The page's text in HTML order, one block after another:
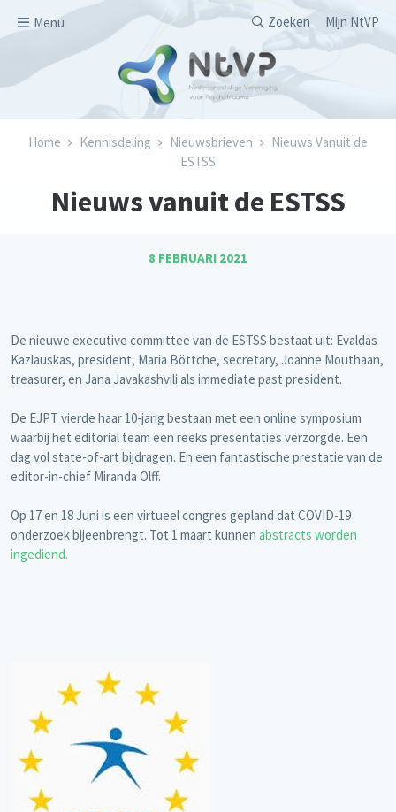
Menu
Secondary
Zoeken Mijn NtVP
Kruimelpad
Home Kennisdeling Nieuwsbrieven
Nieuws Vanuit de
ESTSS
Nieuws vanuit de ESTSS
8 FEBRUARI 2021
De nieuwe executive committee van de ESTSS bestaat uit: Evaldas
Kazlauskas, president, Maria Böttche, secretary, Joanne Mouthaan,
treasurer, en Jana Javakashvili als immediate past president.
De EJPT vierde haar 10-jarig bestaan met een online symposium
waarbij het editorial team een reeks presentaties verzorgde. Een
dag vol state-of-art bijdragen. En een fantastische prestatie van de
editor-in-chief Miranda Olff.
Op 17 en 18 Juni is een virtueel congres gepland dat COVID-19
onderzoek bijeenbrengt. Tot 1 maart kunnen abstracts worden
ingediend.